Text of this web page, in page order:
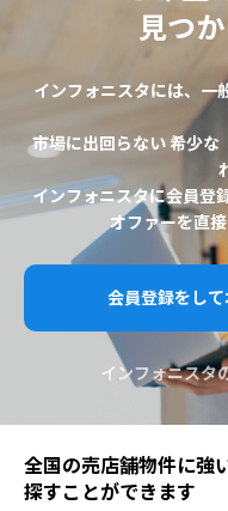
見つ
インフォニスタには、一
市場に出回らない 希少な
インフォニスタに会員登
オファーを直
会員登録をし
インフォニスタ
全国の売店舗物件に強
探すことができます